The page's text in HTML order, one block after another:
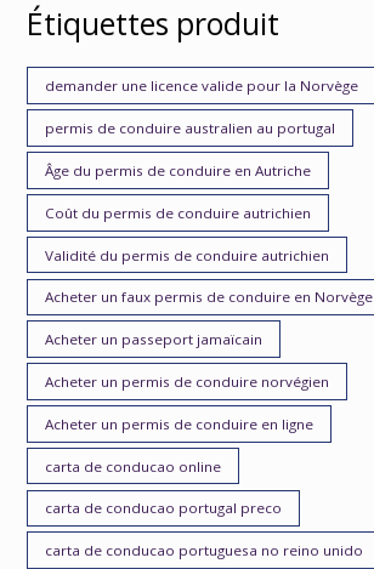
Étiquettes produit
demander une licence valide pour la Norvège
permis de conduire australien au portugal
Âge du permis de conduire en Autriche
Coût du permis de conduire autrichien
Validité du permis de conduire autrichien
Acheter un faux permis de conduire en Norvège
Acheter un passeport jamaïcain
Acheter un permis de conduire norvégien
Acheter un permis de conduire en ligne
carta de conducao online
carta de conducao portugal preco
carta de conducao portuguesa no reino unido